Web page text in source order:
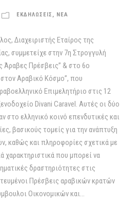
ΕΚΔΗΛΩΣΕΙΣ , ΝΕΑ
Διαχειριστής Εταίρος της
συμμετείχε στην 7η Στρογγυλή
Άραβες Πρέσβεις” & στο 6ο
στον Αραβικό Κόσμο”, που
Επιμελητήριο στις 12
Divani Caravel. Αυτές οι δύο
στο ελληνικό κοινό επενδυτικές και
βασικούς τομείς για την ανάπτυξη
καθώς και πληροφορίες σχετικά με
χαρακτηριστικά που μπορεί να
δραστηριότητες στις
Πρέσβεις αραβικών κρατών
Οικονομικών και...